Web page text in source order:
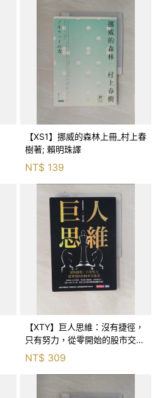
【XS1】挪威的森林上冊_村上春
樹著; 賴明珠譯
NT$ 139
【XTY】巨人思維：沒有捷徑，
只有努力，從零開始的股市交易
員_巨人傑
NT$ 309